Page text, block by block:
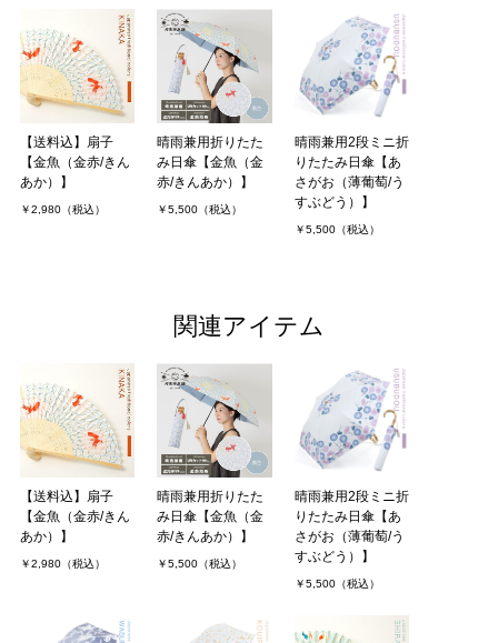
【送料込】扇子
【金魚（金赤/きん
あか）】
￥2,980（税込）
晴雨兼用折りたた
み日傘【金魚（金
赤/きんあか）】
￥5,500（税込）
晴雨兼用2段ミニ折
りたたみ日傘【あ
さがお（薄葡萄/う
すぶどう）】
￥5,500（税込）
関連アイテム
【送料込】扇子
【金魚（金赤/きん
あか）】
￥2,980（税込）
晴雨兼用折りたた
み日傘【金魚（金
赤/きんあか）】
￥5,500（税込）
晴雨兼用2段ミニ折
りたたみ日傘【あ
さがお（薄葡萄/う
すぶどう）】
￥5,500（税込）